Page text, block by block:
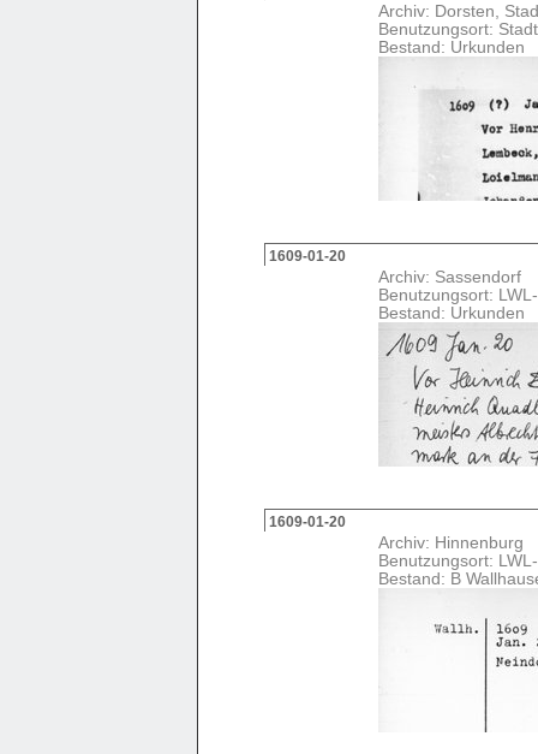
Archiv: Dorsten,
Benutzungsort:
Bestand: Urkunden
1609-01-20
Archiv: Sassendorf
Benutzungsort:
Bestand: Urkunden
1609-01-20
Archiv: Hinnenburg
Benutzungsort:
Bestand: B